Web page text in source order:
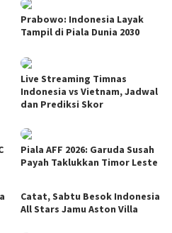
Prabowo: Indonesia Layak
Tampil di Piala Dunia 2030
Live Streaming Timnas
Indonesia vs Vietnam, Jadwal
dan Prediksi Skor
Piala AFF 2026: Garuda Susah
Payah Taklukkan Timor Leste
Catat, Sabtu Besok Indonesia
All Stars Jamu Aston Villa